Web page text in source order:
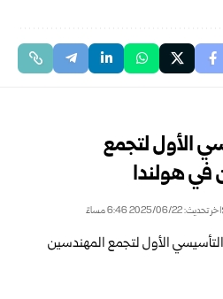
الأول لتجمع
في هولندا
اخر تحديث: 2025/06/22 6:46 مساءً